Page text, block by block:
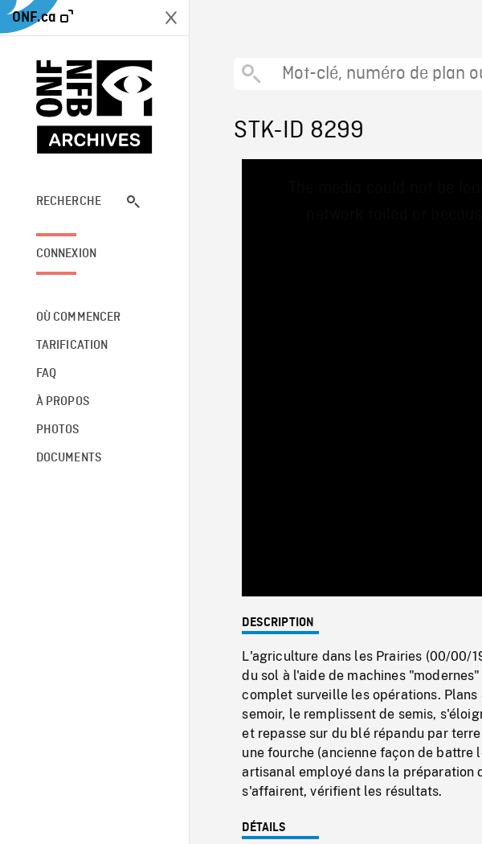
ONF.ca
RECHERCHE
CONNEXION
OÙ COMMENCER
TARIFICATION
FAQ
À PROPOS
PHOTOS
DOCUMENTS
STK-ID 8299
DESCRIPTION
L'agriculture dans les Prairies (00/00/
du sol à l'aide de machines
complet surveille les opérations.
semoir, le remplissent de semis,
et repasse sur du blé répandu par
une fourche (ancienne façon de
artisanal employé dans la préparation
s'affairent, vérifient les résultats.
DÉTAILS